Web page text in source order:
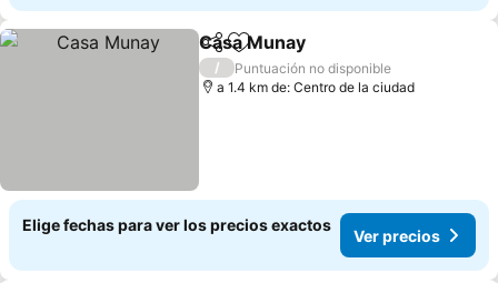
CompartirAgregar a favoritos
Casa Munay
/
Puntuación no disponible
a 1.4 km de: Centro de la ciudad
Elige fechas para ver los precios exactos
Ver precios